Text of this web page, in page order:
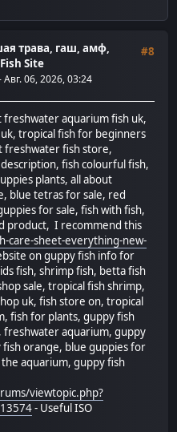
#8
трава, гаш, амф,
Site
Авг. 06, 2026, 03:24
aquarium fish uk,
tropical fish for beginners
freshwater fish store,
fish colourful fish,
plants, all about
blue tetras for sale, red
for sale, fish with fish,
product, I recommend this
care-sheet-everything-new-
on guppy fish info for
fish, shrimp fish, betta fish
sale, tropical fish shrimp,
uk, fish store on, tropical
fish for plants, guppy fish
freshwater aquarium, guppy
fish orange, blue guppies for
aquarium, guppy fish
viewtopic.php?
- Useful ISO